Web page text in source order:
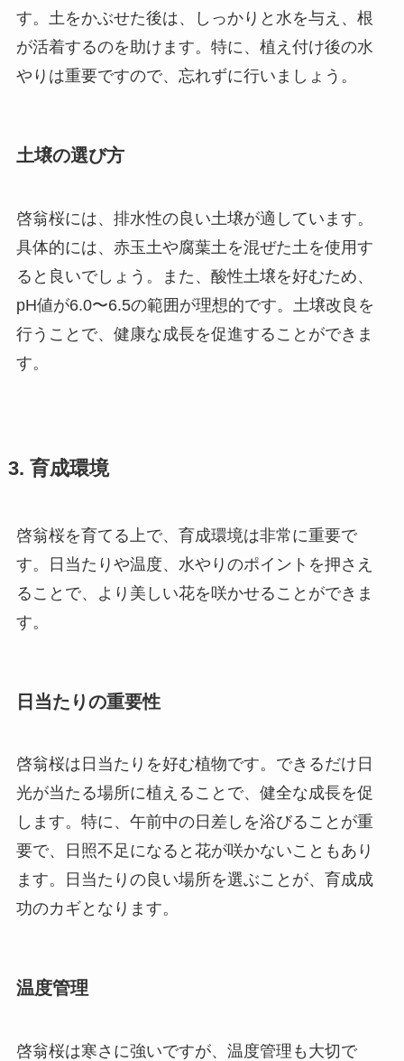
す。土をかぶせた後は、しっかりと水を与え、根
が活着するのを助けます。特に、植え付け後の水
やりは重要ですので、忘れずに行いましょう。
土壌の選び方
啓翁桜には、排水性の良い土壌が適しています。
具体的には、赤玉土や腐葉土を混ぜた土を使用す
ると良いでしょう。また、酸性土壌を好むため、
pH値が6.0〜6.5の範囲が理想的です。土壌改良を
行うことで、健康な成長を促進することができま
す。
3. 育成環境
啓翁桜を育てる上で、育成環境は非常に重要で
す。日当たりや温度、水やりのポイントを押さえ
ることで、より美しい花を咲かせることができま
す。
日当たりの重要性
啓翁桜は日当たりを好む植物です。できるだけ日
光が当たる場所に植えることで、健全な成長を促
します。特に、午前中の日差しを浴びることが重
要で、日照不足になると花が咲かないこともあり
ます。日当たりの良い場所を選ぶことが、育成成
功のカギとなります。
温度管理
啓翁桜は寒さに強いですが、温度管理も大切で